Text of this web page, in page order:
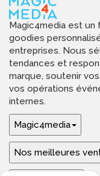
Magic4media est
goodies
entreprises. Nous
tendances et
marque, soutenir
vos opérations
internes.
Magic4media
Nos meilleures